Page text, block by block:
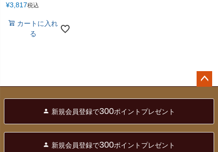
¥3,817税込
カートに入れ
る
へ
新規会員登録で300ポイントプレゼント
新規会員登録で300ポイントプレゼント